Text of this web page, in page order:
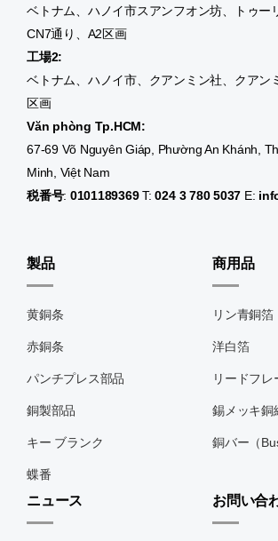
ベトナム、ハノイ市スアンフオン坊、トゥー
CN7通り、A2区画
工場2:
ベトナム、ハノイ市、クアンミン社、クアン
区画
Văn phòng Tp.HCM:
67-69 Võ Nguyên Giáp, Phường An Khánh,
Minh, Việt Nam
税番号: 0101189369T:024 3 780 5037 E:
製品
黄銅条
赤銅条
パンチプレス部品
銅製部品
キー ブランク
蝶番
商用品
リン青銅箔
洋白箔
リードフレ
錫メッキ銅
銅バー（
ニュース お問い合